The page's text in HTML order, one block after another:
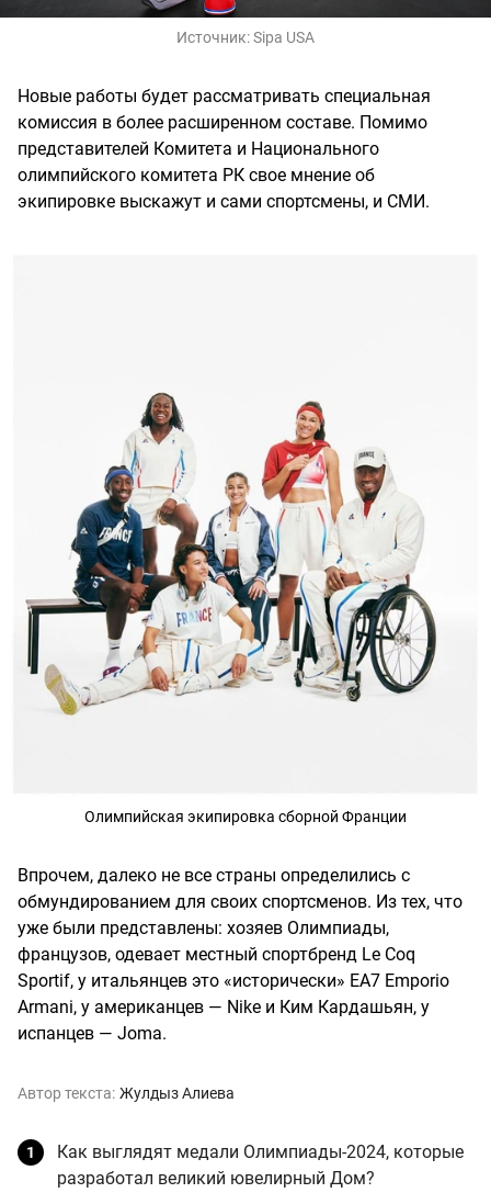
Источник:Sipa USA
Новые работы будет рассматривать специальная
комиссия в более расширенном составе. Помимо
представителей Комитета и Национального
олимпийского комитета РК свое мнение об
экипировке выскажут и сами спортсмены, и СМИ.
Олимпийская экипировка сборной Франции
Впрочем, далеко не все страны определились с
обмундированием для своих спортсменов. Из тех, что
уже были представлены: хозяев Олимпиады,
французов, одевает местный спортбренд Le Coq
Sportif, у итальянцев это «исторически» EA7 Emporio
Armani, у американцев — Nike и Ким Кардашьян, у
испанцев — Joma.
Автор текста: Жулдыз Алиева
Как выглядят медали Олимпиады-2024, которые
разработал великий ювелирный Дом?